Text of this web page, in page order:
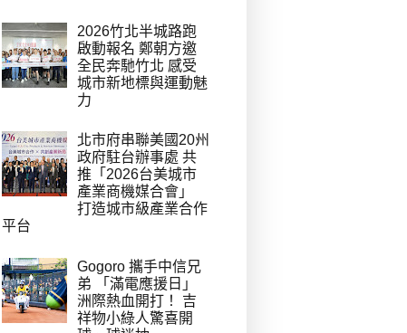
2026竹北半城路跑
啟動報名 鄭朝方邀
全民奔馳竹北 感受
城市新地標與運動魅
力
北市府串聯美國20州
政府駐台辦事處 共
推「2026台美城市
產業商機媒合會」
打造城市級產業合作
平台
Gogoro 攜手中信兄
弟 「滿電應援日」
洲際熱血開打！ 吉
祥物小綠人驚喜開